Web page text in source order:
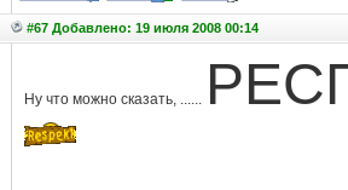
#67 Добавлено: 19 июля 2008 00:14
Ну что можно сказать, ......